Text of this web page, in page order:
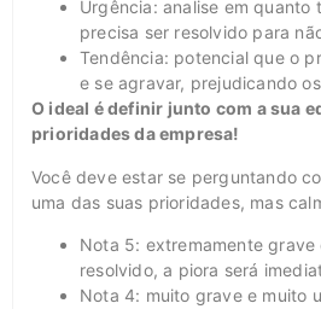
Urgência: analise em quanto
precisa ser resolvido para
Tendência: potencial que o
e se agravar, prejudicando
O ideal é definir junto com a sua
prioridades da empresa!
Você deve estar se perguntando
uma das suas prioridades, mas
Nota 5: extremamente grave
resolvido, a piora será
Nota 4: muito grave e muito